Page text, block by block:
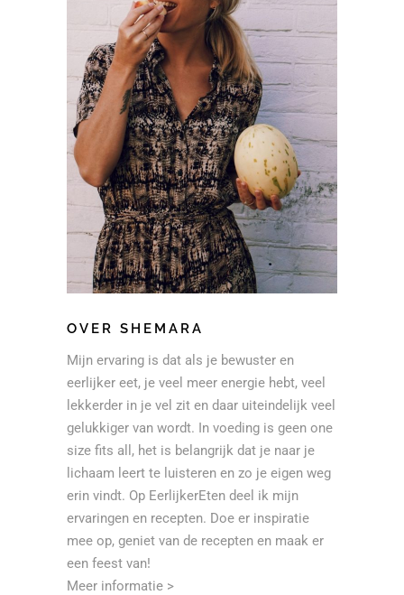
OVER SHEMARA
Mijn ervaring is dat als je bewuster en
eerlijker eet, je veel meer energie hebt, veel
lekkerder in je vel zit en daar uiteindelijk veel
gelukkiger van wordt. In voeding is geen one
size fits all, het is belangrijk dat je naar je
lichaam leert te luisteren en zo je eigen weg
erin vindt. Op EerlijkerEten deel ik mijn
ervaringen en recepten. Doe er inspiratie
mee op, geniet van de recepten en maak er
een feest van!
Meer informatie >